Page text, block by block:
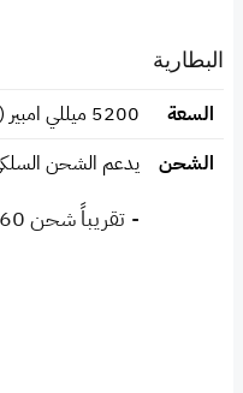
البطارية
السعة
5200 ميللي امبير (لا يمكن ازالة البطارية).
الشحن
يدعم الشحن السلكي
- تقريباً شحن 60% من سعة البطارية في 15 دقيقة.